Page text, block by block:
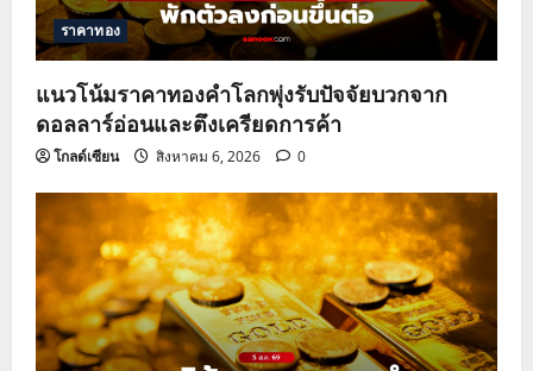
ราคาทอง
แนวโน้มราคาทองคำโลกพุ่งรับปัจจัยบวกจาก
ดอลลาร์อ่อนและตึงเครียดการค้า
โกลด์เซียน สิงหาคม 6, 2026 0